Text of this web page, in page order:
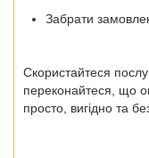
Забрати
Скористайтеся
переконайтеся, що
просто, вигідно та